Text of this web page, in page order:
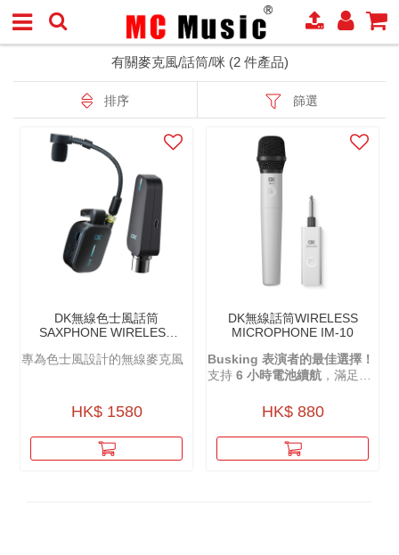
有關麥克風/話筒/咪 (2 件產品)
排序 篩選
DK無線色士風話筒
SAXPHONE WIRELESS
專為色士風設計的無線麥克風
HK$ 1580
DK無線話筒WIRELESS
MICROPHONE IM-10
Busking 表演者的最佳選擇！
支持 6 小時電池續航 ，滿足一
HK$ 880